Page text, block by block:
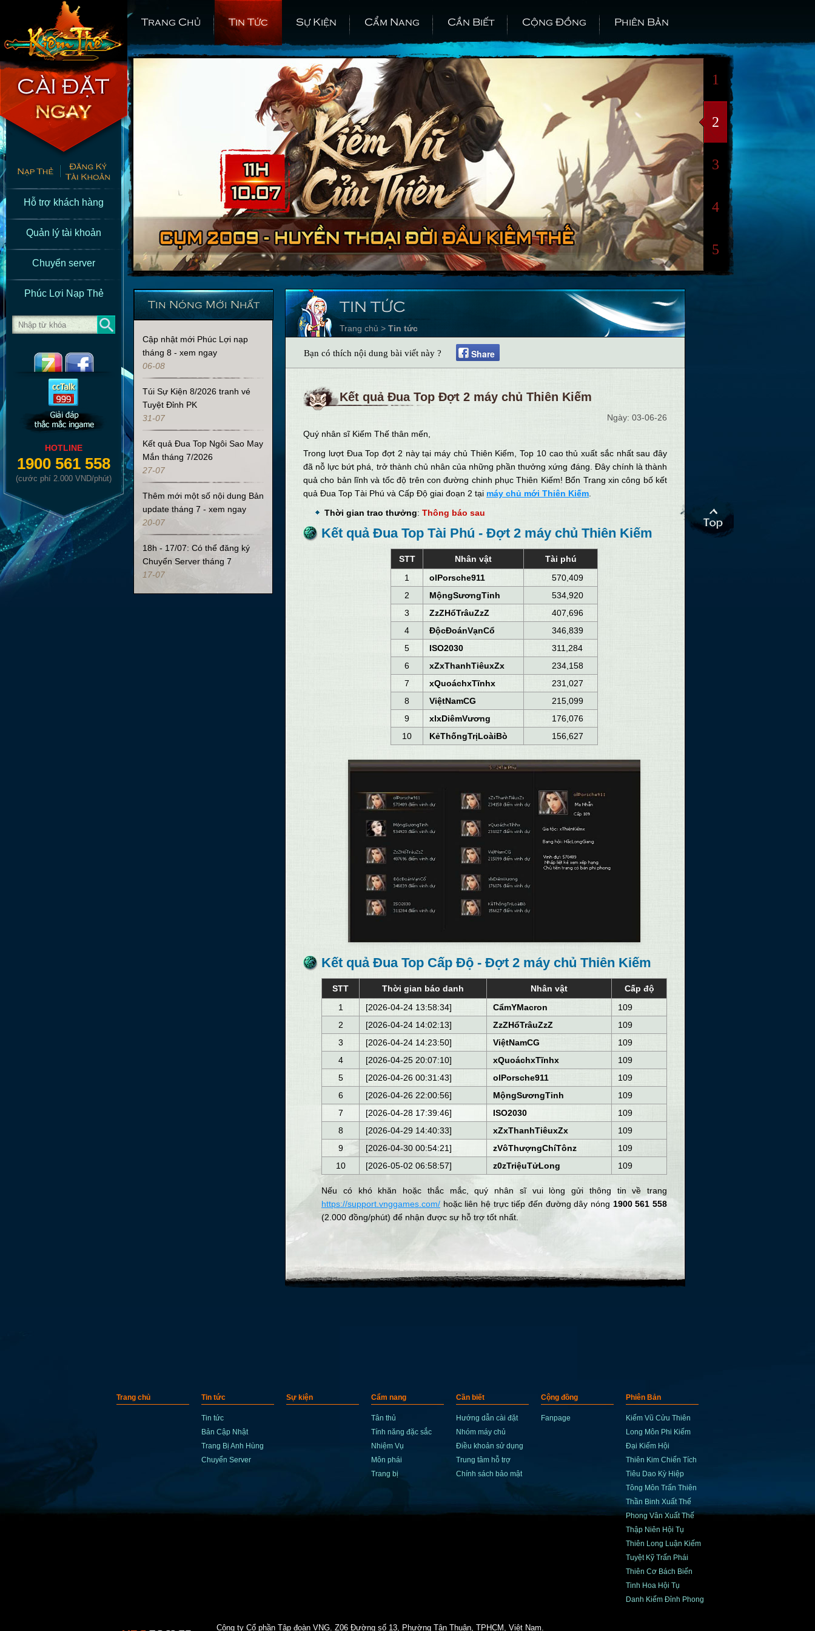
Hỗ trợ khách hàng
Quản lý tài khoản
Chuyển server
Phúc Lợi Nạp Thẻ
HOTLINE
1900 561 558
(cước phí 2.000 VND/phút)
Trang Chủ Tin Tức Sự Kiện Cẩm Nang Cần Biết Cộng Đồng Phiên Bản
1
2
3
4
5
Tin Nóng Mới Nhất
Cập nhật mới Phúc Lợi nạp
tháng 8 - xem ngay
06-08
Túi Sự Kiện 8/2026 tranh vé
Tuyệt Đỉnh PK
31-07
Kết quả Đua Top Ngôi Sao May
Mắn tháng 7/2026
27-07
Thêm mới một số nội dung Bản
update tháng 7 - xem ngay
20-07
18h - 17/07: Có thể đăng ký
Chuyển Server tháng 7
17-07
TIN TỨC
Trang chủ > Tin tức
Bạn có thích nội dung bài viết này ? Share
Kết quả Đua Top Đợt 2 máy chủ Thiên Kiếm
Ngày: 03-06-26
Quý nhân sĩ Kiếm Thế thân mến,
Trong lượt Đua Top đợt 2 này tại máy chủ Thiên Kiếm, Top 10 cao thủ xuất sắc nhất sau đây
đã nỗ lực bứt phá, trở thành chủ nhân của những phần thưởng xứng đáng. Đây chính là thành
quả cho bản lĩnh và tốc độ trên con đường chinh phục Thiên Kiếm! Bổn Trang xin công bố kết
quả Đua Top Tài Phú và Cấp Độ giai đoạn 2 tại máy chủ mới Thiên Kiếm
Thời gian trao thưởng: Thông báo sau
Kết quả Đua Top Tài Phú - Đợt 2 máy chủ Thiên Kiếm
STT Nhân vật
Tài phú
1
olPorsche911
570,409
2
MộngSươngTinh
534,920
3
ZzZHổTrâuZzZ
407,696
4
ĐộcĐoánVạnCổ
346,839
5
ISO2030
311,284
6
xZxThanhTiêuxZx
234,158
7
xQuoáchxTĩnhx
231,027
8
ViệtNamCG
215,099
9
xlxDiêmVương
176,076
10
KẻThốngTrịLoàiBò 156,627
Kết quả Đua Top Cấp Độ - Đợt 2 máy chủ Thiên Kiếm
STT Thời gian báo danh Nhân vật
Cấp độ
1
[2026-04-24 13:58:34] CẩmYMacron
109
2
[2026-04-24 14:02:13] ZzZHổTrâuZzZ
109
3
[2026-04-24 14:23:50] ViệtNamCG
109
4
[2026-04-25 20:07:10] xQuoáchxTĩnhx
109
5
[2026-04-26 00:31:43] olPorsche911
109
6
[2026-04-26 22:00:56] MộngSươngTinh
109
7
[2026-04-28 17:39:46] ISO2030
109
8
[2026-04-29 14:40:33] xZxThanhTiêuxZx
109
9
[2026-04-30 00:54:21] zVôThượngChíTônz
109
10
[2026-05-02 06:58:57] z0zTriệuTửLong 109
Nếu có khó khăn hoặc thắc mắc, quý nhân sĩ vui lòng gửi thông tin về trang
https://support.vnggames.com/ hoặc liên hệ trực tiếp đến đường dây nóng 1900 561 558
(2.000 đồng/phút) để nhận được sự hỗ trợ tốt nhất.
Trang chủ Tin tức
Tin tức
Bản Cập Nhật
Trang Bị Anh Hùng
Chuyển Server
Sự kiện Cẩm nang
Tân thủ
Tính năng đặc sắc
Nhiệm Vụ
Môn phái
Trang bị
Cần biết
Hướng dẫn cài đặt
Nhóm máy chủ
Điều khoản sử dụng
Trung tâm hỗ trợ
Chính sách bảo mật
Cộng đồng
Fanpage
Phiên Bản
Kiếm Vũ Cửu Thiên
Long Môn Phi Kiếm
Đại Kiếm Hội
Thiên Kim Chiến Tích
Tiêu Dao Kỳ Hiệp
Tông Môn Trấn Thiên
Thần Binh Xuất Thế
Phong Vân Xuất Thế
Thập Niên Hội Tụ
Thiên Long Luận Kiếm
Tuyệt Kỹ Trấn Phái
Thiên Cơ Bách Biến
Tinh Hoa Hội Tụ
Danh Kiếm Đỉnh Phong
Công ty Cổ phần Tập đoàn VNG. Z06 Đường số 13, Phường Tân Thuận, TPHCM, Việt Nam.